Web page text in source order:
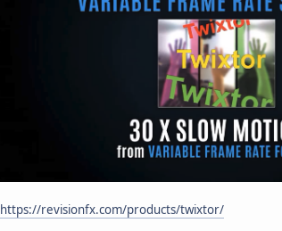
https://revisionfx.com/products/twixtor/